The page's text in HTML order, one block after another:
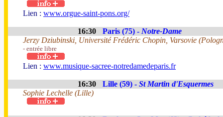
Lien : www.orgue-saint-pons.org/
16:30 Paris (75) - Notre-Dame
Jerzy Dziubinski, Université Frédéric Chopin, Varsovie
- entrée libre
Lien : www.musique-sacree-notredamedeparis.fr
16:30 Lille (59) - St Martin d'Esquermes
Sophie Lechelle (Lille)